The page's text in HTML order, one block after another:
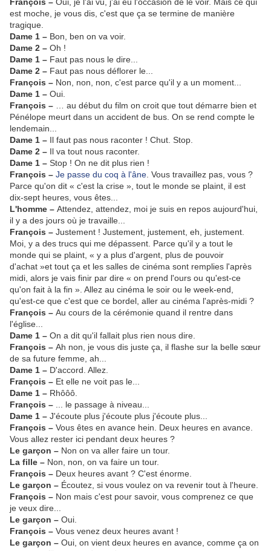
est moche, je vous dis, c'est que ça se termine de manière
tragique.
Dame 1 – Bon, ben on va voir.
Dame 2 – Oh !
Dame 1 – Faut pas nous le dire...
Dame 2 – Faut pas nous déflorer le...
François – Non, non, non, c'est parce qu'il y a un moment...
Dame 1 – Oui.
François –
… au début du film on croit que tout démarre bien et
Pénélope meurt dans un accident de bus. On se rend compte le
lendemain...
Dame 1 – Il faut pas nous raconter ! Chut. Stop.
Dame 2 – Il va tout nous raconter.
Dame 1 – Stop ! On ne dit plus rien !
François – Je passe du coq à l'âne . Vous travaillez pas, vous ?
Parce qu'on dit « c'est la crise », tout le monde se plaint, il est
dix-sept heures, vous êtes...
L'homme – Attendez, attendez, moi je suis en repos aujourd'hui,
il y a des jours où je travaille...
François – Justement ! Justement, justement, eh, justement.
Moi, y a des trucs qui me dépassent. Parce qu'il y a tout le
monde qui se plaint, « y a plus d'argent, plus de pouvoir
d'achat »et tout ça et les salles de cinéma sont remplies l'après
midi, alors je vais finir par dire « on prend l'ours ou qu'est-ce
qu'on fait à la fin ». Allez au cinéma le soir ou le week-end,
qu'est-ce que c'est que ce bordel, aller au cinéma l'après-midi ?
François – Au cours de la cérémonie quand il rentre dans
l'église...
Dame 1 – On a dit qu'il fallait plus rien nous dire.
François – Ah non, je vous dis juste ça, il flashe sur la belle sœur
de sa future femme, ah...
Dame 1 – D'accord. Allez.
François – Et elle ne voit pas le...
Dame 1 – Rhôôô.
François –
... le passage à niveau...
Dame 1 – J'écoute plus j'écoute plus j'écoute plus...
François – Vous êtes en avance hein. Deux heures en avance.
Vous allez rester ici pendant deux heures ?
Le garçon – Non on va aller faire un tour.
La fille – Non, non, on va faire un tour.
François – Deux heures avant ? C'est énorme.
Le garçon – Écoutez, si vous voulez on va revenir tout à l'heure.
François – Non mais c'est pour savoir, vous comprenez ce que
je veux dire...
Le garçon – Oui.
François – Vous venez deux heures avant !
Le garçon – Oui, on vient deux heures en avance, comme ça on